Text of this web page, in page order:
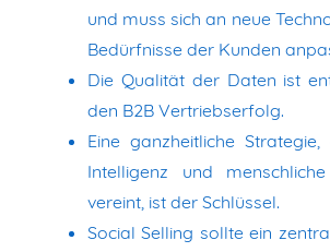
und muss sich an neue
Bedürfnisse der Kunden
Die Qualität der Daten ist
den B2B Vertriebserfolg.
Eine ganzheitliche
Intelligenz und
vereint, ist der Schlüssel.
Social Selling sollte ein